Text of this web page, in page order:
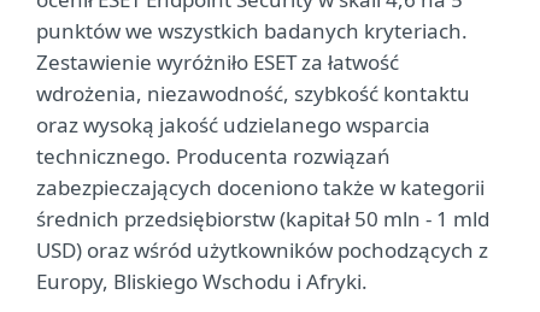
punktów we wszystkich badanych kryteriach.
Zestawienie wyróżniło ESET za łatwość
wdrożenia, niezawodność, szybkość kontaktu
oraz wysoką jakość udzielanego wsparcia
technicznego. Producenta rozwiązań
zabezpieczających doceniono także w kategorii
średnich przedsiębiorstw (kapitał 50 mln - 1 mld
USD) oraz wśród użytkowników pochodzących z
Europy, Bliskiego Wschodu i Afryki.